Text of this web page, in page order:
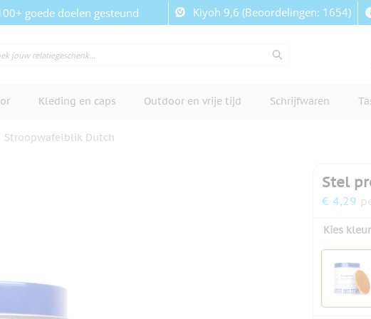
goede doelen gesteund Kiyoh 9,6 (Beoordelingen: 1654)
Kleding en caps Outdoor en vrije tijd Schrijfwaren
Stroopwafelblik Dutch
te bekijken
Stel
€ 4,29
Kies kleur